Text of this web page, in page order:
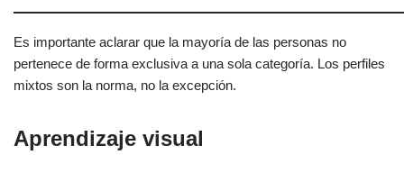
Es importante aclarar que la mayoría de las personas no
pertenece de forma exclusiva a una sola categoría. Los perfiles
mixtos son la norma, no la excepción.
Aprendizaje visual